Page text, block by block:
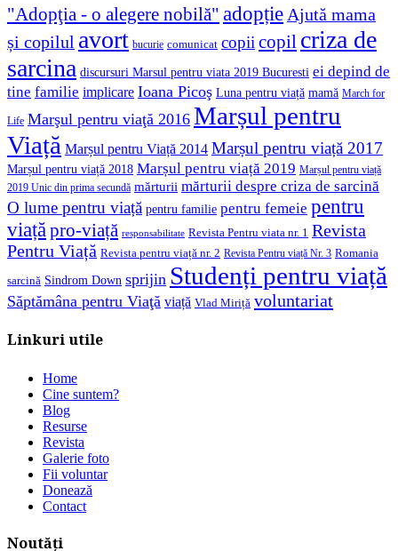
"Adopţia - o alegere nobilă" adopție Ajută mama
și copilul avort bucurie comunicat copii copil criza de
sarcina discursuri Marsul pentru viata 2019 Bucuresti ei depind de
tine familie implicare Ioana Picoş Luna pentru viață mamă March for
Life Marşul pentru viaţă 2016 Marșul pentru
Viață Marșul pentru Viață 2014 Marșul pentru viață 2017
Marșul pentru viață 2018 Marșul pentru viață 2019 Marșul pentru viață
2019 Unic din prima secundă mărturii mărturii despre criza de sarcină
O lume pentru viață pentru familie pentru femeie pentru
viață pro-viață responsabilitate Revista Pentru viata nr. 1 Revista
Pentru Viață Revista pentru viață nr. 2 Revista Pentru viață Nr. 3 Romania
sarcină Sindrom Down sprijin Studenți pentru viață
Săptămâna pentru Viaţă viață Vlad Miriță voluntariat
Linkuri utile
Home
Cine suntem?
Blog
Resurse
Revista
Galerie foto
Fii voluntar
Donează
Contact
Noutăți